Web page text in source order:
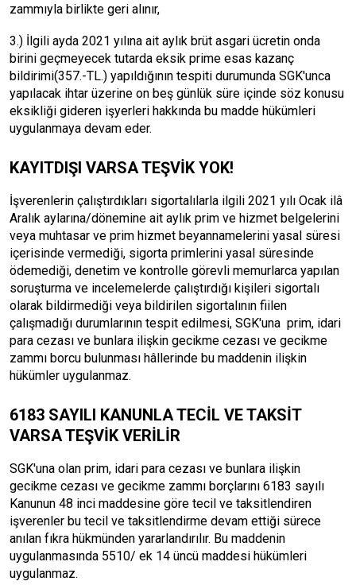
zammıyla birlikte geri alınır,
3.) İlgili ayda 2021 yılına ait aylık brüt asgari ücretin onda
birini geçmeyecek tutarda eksik prime esas kazanç
bildirimi(357.-TL.) yapıldığının tespiti durumunda SGK'unca
yapılacak ihtar üzerine on beş günlük süre içinde söz konusu
eksikliği gideren işyerleri hakkında bu madde hükümleri
uygulanmaya devam eder.
KAYITDIŞI VARSA TEŞVİK YOK!
İşverenlerin çalıştırdıkları sigortalılarla ilgili 2021 yılı Ocak ilâ
Aralık aylarına/dönemine ait aylık prim ve hizmet belgelerini
veya muhtasar ve prim hizmet beyannamelerini yasal süresi
içerisinde vermediği, sigorta primlerini yasal süresinde
ödemediği, denetim ve kontrolle görevli memurlarca yapılan
soruşturma ve incelemelerde çalıştırdığı kişileri sigortalı
olarak bildirmediği veya bildirilen sigortalının fiilen
çalışmadığı durumlarının tespit edilmesi, SGK'una prim, idari
para cezası ve bunlara ilişkin gecikme cezası ve gecikme
zammı borcu bulunması hâllerinde bu maddenin ilişkin
hükümler uygulanmaz.
6183 SAYILI KANUNLA TECİL VE TAKSİT
VARSA TEŞVİK VERİLİR
SGK'una olan prim, idari para cezası ve bunlara ilişkin
gecikme cezası ve gecikme zammı borçlarını 6183 sayılı
Kanunun 48 inci maddesine göre tecil ve taksitlendiren
işverenler bu tecil ve taksitlendirme devam ettiği sürece
anılan fıkra hükmünden yararlandırılır. Bu maddenin
uygulanmasında 5510/ ek 14 üncü maddesi hükümleri
uygulanmaz.